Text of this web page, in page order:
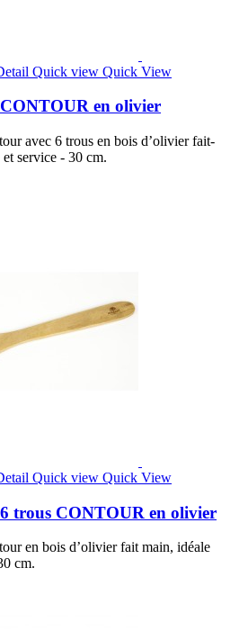
Quick view Quick View
en olivier
avec 6 trous en bois d’olivier fait-
service - 30 cm.
Quick view Quick View
trous CONTOUR en olivier
en bois d’olivier fait main, idéale
cm.